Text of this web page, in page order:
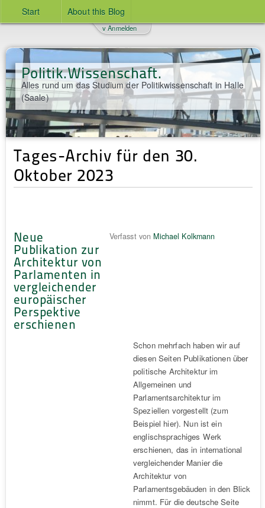
Start About this Blog
Politik.Wissenschaft.
Alles rund um das Studium der Politikwissenschaft in Halle
(Saale)
v Anmelden
Tages-Archiv für den 30.
Oktober 2023
Neue
Publikation zur
Architektur von
Parlamenten in
vergleichender
europäischer
Perspektive
erschienen
Verfasst von Michael Kolkmann
Schon mehrfach haben wir auf
diesen Seiten Publikationen über
politische Architektur im
Allgemeinen und
Parlamentsarchitektur im
Speziellen vorgestellt (zum
Beispiel hier). Nun ist ein
englischsprachiges Werk
erschienen, das in international
vergleichender Manier die
Architektur von
Parlamentsgebäuden in den Blick
nimmt. Für die deutsche Seite